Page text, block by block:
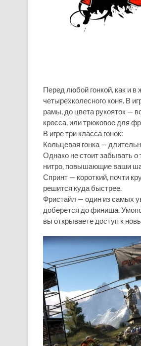
Перед любой гонкой, как и в
четырехколесного коня. В
рамы, до цвета рукояток —
кросса, или трюковое для
В игре три класса гонок:
Кольцевая гонка —
Однако не стоит забывать
нитро, повышающие ваши
Спринт — короткий, почти
решится куда быстрее.
Фристайл — один из самых
доберется до финиша.
вы открываете доступ к